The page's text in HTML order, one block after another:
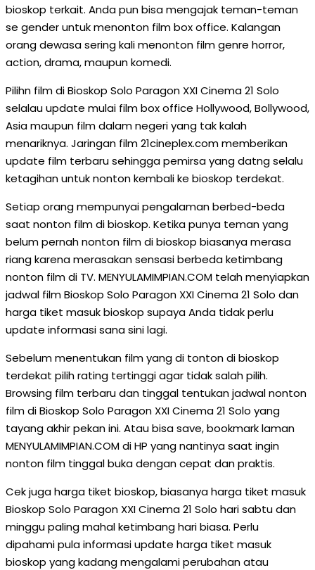
bioskop terkait. Anda pun bisa mengajak teman-teman
se gender untuk menonton film box office. Kalangan
orang dewasa sering kali menonton film genre horror,
action, drama, maupun komedi.
Pilihn film di Bioskop Solo Paragon XXI Cinema 21 Solo
selalau update mulai film box office Hollywood, Bollywood,
Asia maupun film dalam negeri yang tak kalah
menariknya. Jaringan film 21cineplex.com memberikan
update film terbaru sehingga pemirsa yang datng selalu
ketagihan untuk nonton kembali ke bioskop terdekat.
Setiap orang mempunyai pengalaman berbed-beda
saat nonton film di bioskop. Ketika punya teman yang
belum pernah nonton film di bioskop biasanya merasa
riang karena merasakan sensasi berbeda ketimbang
nonton film di TV. MENYULAMIMPIAN.COM telah menyiapkan
jadwal film Bioskop Solo Paragon XXI Cinema 21 Solo dan
harga tiket masuk bioskop supaya Anda tidak perlu
update informasi sana sini lagi.
Sebelum menentukan film yang di tonton di bioskop
terdekat pilih rating tertinggi agar tidak salah pilih.
Browsing film terbaru dan tinggal tentukan jadwal nonton
film di Bioskop Solo Paragon XXI Cinema 21 Solo yang
tayang akhir pekan ini. Atau bisa save, bookmark laman
MENYULAMIMPIAN.COM di HP yang nantinya saat ingin
nonton film tinggal buka dengan cepat dan praktis.
Cek juga harga tiket bioskop, biasanya harga tiket masuk
Bioskop Solo Paragon XXI Cinema 21 Solo hari sabtu dan
minggu paling mahal ketimbang hari biasa. Perlu
dipahami pula informasi update harga tiket masuk
bioskop yang kadang mengalami perubahan atau